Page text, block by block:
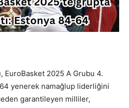
EuroBasket 2025 A Grubu 4.
64 yenerek namağlup liderliğini
garantileyen milliler,